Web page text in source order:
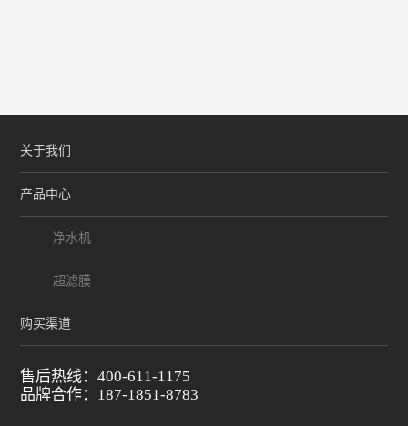
关于我们
产品中心
净水机
超滤膜
购买渠道
售后热线：400-611-1175
品牌合作：187-1851-8783